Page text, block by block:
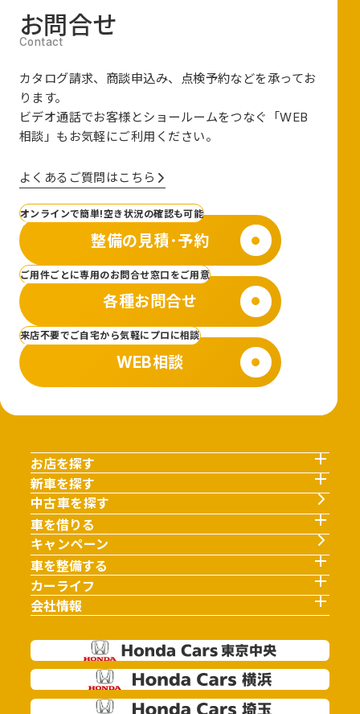
お問合せ
カタログ請求、商談申込み、点検予約などを承ってお
ります。
ビデオ通話でお客様とショールームをつなぐ
「WEB
相談」も お気軽にご利用ください。
よくあるご質問はこちら
オンラインで簡単!空き状況の確認も可能
整備の見積･予約
ご用件ごとに専用のお問合せ窓口をご用意
各種お問合せ
来店不要でご自宅から気軽にプロに相談
WEB相談
お店を探す
新車を探す
中古車を探す
車を借りる
キャンペーン
車を整備する
カーライフ
会社情報